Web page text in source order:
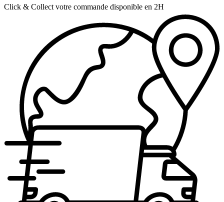
Click & Collect votre commande disponible en 2H